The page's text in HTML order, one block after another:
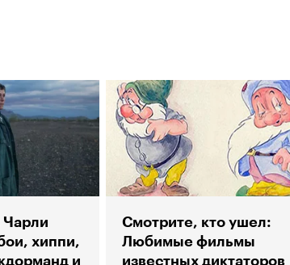
Чарли
хиппи,
и
Смотрите, кто ушел:
Любимые фильмы
известных диктаторов